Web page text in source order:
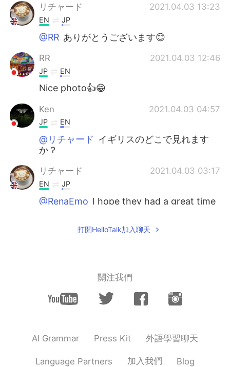
リチャード 2021.04.03 13:23
EN JP
@RR ありがとうございます😊
RR 2021.04.03 12:46
JP EN
Nice photo👍😁
Ken 2021.04.03 04:57
JP EN
@リチャード イギリスのどこで見れます
か？
リチャード 2021.04.03 03:17
EN JP
@RenaEmo I hope they had a great time
リチャード 2021.04.03 03:14
桜は私を幸せにします🌸☀️
リチャード 2021.04.03 03:13
JP
commenting!🌸 It’s one of my favourite
打開HelloTalk加入聊天
關注我們
AI Grammar Press Kit 外語學習聊天
Language Partners 加入我們 Blog